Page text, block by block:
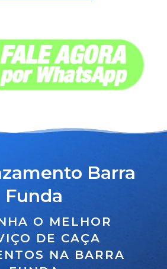
Barra
Funda
O MELHOR
DE CAÇA
NA BARRA